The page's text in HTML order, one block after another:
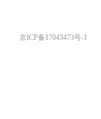
京ICP备17043473号-1